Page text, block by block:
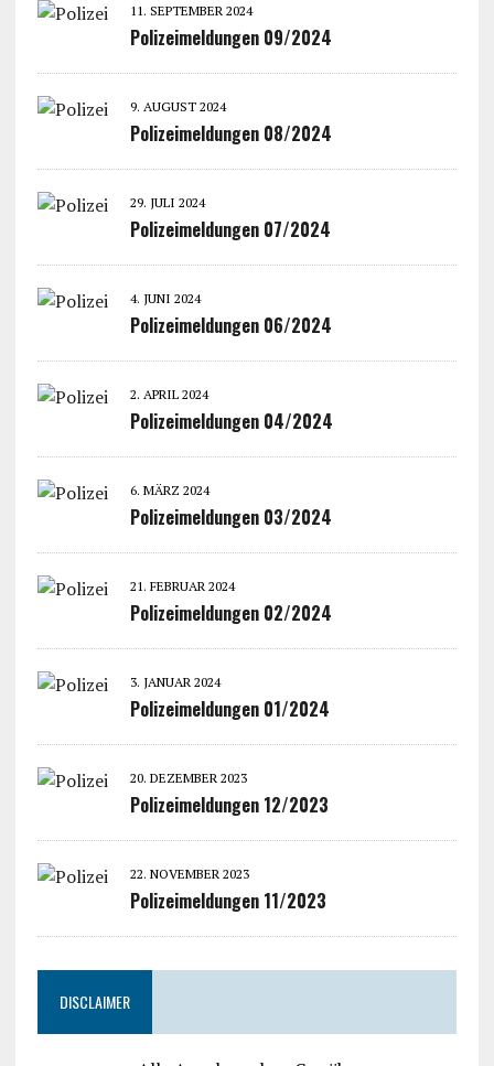
11. SEPTEMBER 2024
Polizeimeldungen 09/2024
9. AUGUST 2024
Polizeimeldungen 08/2024
29. JULI 2024
Polizeimeldungen 07/2024
4. JUNI 2024
Polizeimeldungen 06/2024
2. APRIL 2024
Polizeimeldungen 04/2024
6. MÄRZ 2024
Polizeimeldungen 03/2024
21. FEBRUAR 2024
Polizeimeldungen 02/2024
3. JANUAR 2024
Polizeimeldungen 01/2024
20. DEZEMBER 2023
Polizeimeldungen 12/2023
22. NOVEMBER 2023
Polizeimeldungen 11/2023
DISCLAIMER